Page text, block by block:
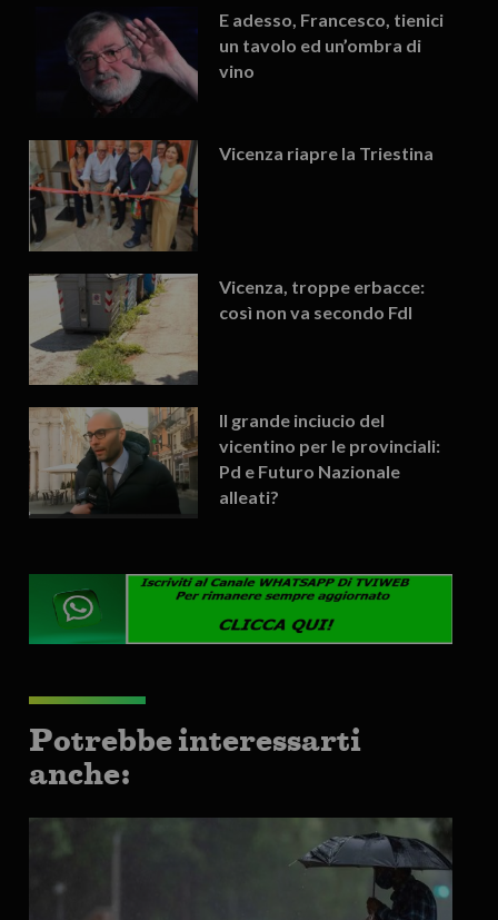
E adesso, Francesco, tienici
un tavolo ed un’ombra di
vino
Vicenza riapre la Triestina
Vicenza, troppe erbacce:
così non va secondo FdI
Il grande inciucio del
vicentino per le provinciali:
Pd e Futuro Nazionale
alleati?
Potrebbe interessarti
anche: